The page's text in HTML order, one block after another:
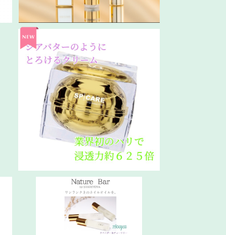
V3ファンデ同時購入1個目/贅沢ルカド
クリーム
¥11,500